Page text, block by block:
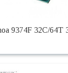
9374F 32C/64T